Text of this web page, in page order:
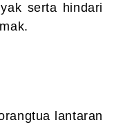
serta hindari
lantaran